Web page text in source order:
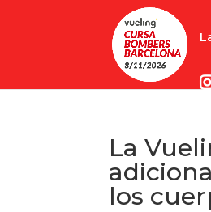
La
los